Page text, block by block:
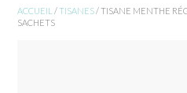
ACCUEIL /TISANES/ TISANE MENTHE
SACHETS